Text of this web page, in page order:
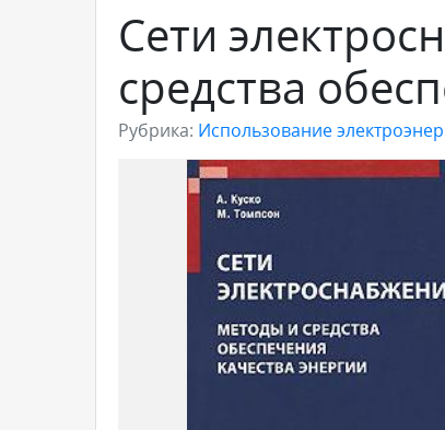
Справка
Товары и услуги
Добавить товар или услугу
Сети
средства
Рубрика: Использование